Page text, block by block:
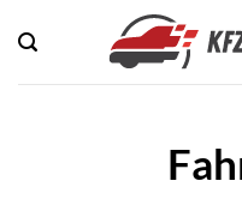
Inhalt
springen